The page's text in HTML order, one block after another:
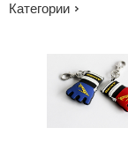
Категории